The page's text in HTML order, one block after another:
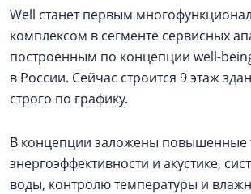
Well станет первым
комплексом в сегменте сервисных
построенным по концепции well-
в России. Сейчас строится 9 этаж
строго по графику.
В концепции заложены повышенные
энергоэффективности и акустике,
воды, контролю температуры и